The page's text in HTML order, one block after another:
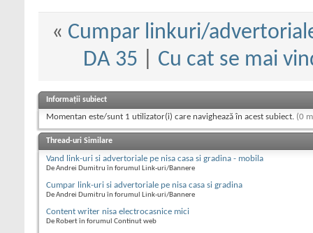
« Cumpar linkuri/
DA 35
Cu cat se mai
Informații subiect
Momentan este/sunt 1 utilizator(i) care navighează în acest subiect. (0
Thread-uri Similare
Vand link-uri si advertoriale pe nisa casa si gradina - mobila
De Andrei Dumitru în forumul Link-uri/Bannere
Cumpar link-uri si advertoriale pe nisa casa si gradina
De Andrei Dumitru în forumul Link-uri/Bannere
Content writer nisa electrocasnice mici
De Robert în forumul Continut web